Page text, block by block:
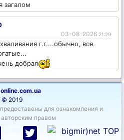
загалом
03-08-2026 21:29
г.г....обычно, все
добрая
© 2019
для ознакомления и
правом